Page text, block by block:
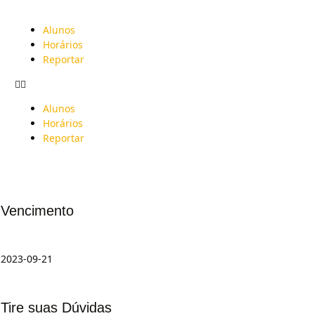
Alunos
Horários
Reportar
Alunos
Horários
Reportar
Vencimento
2023-09-21
Tire suas Dúvidas